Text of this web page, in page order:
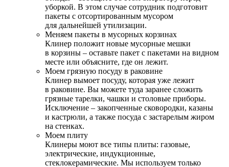
уборкой. В этом случае сотрудник подготовит
пакеты с отсортированным мусором
для дальнейшей утилизации.
Меняем пакеты в мусорных корзинах
Клинер положит новые мусорные мешки
в корзины – оставьте пакет с пакетами на видном
месте или объясните, где он лежит.
Моем грязную посуду в раковине
Клинер вымоет посуду, которая уже лежит
в раковине. Вы можете туда заранее сложить
грязные тарелки, чашки и столовые приборы.
Исключение – закопченные сковородки, казаны
и кастрюли, а также посуда с застарелым жиром
на стенках.
Моем плиту
Клинеры моют все типы плиты: газовые,
электрические, индукционные,
стеклокерамические. Мы используем только